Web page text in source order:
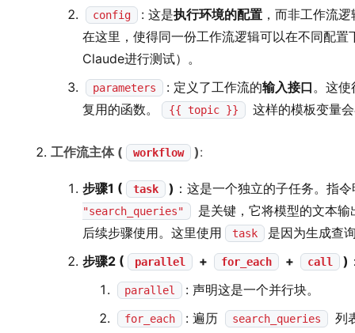
config : 这是执行环境的配置 ，而非工作流
在这里，使得同一份工作流逻辑可以在不同配
Claude进行测试）。
parameters : 定义了工作流的输入接口。这
复用的函数。
{{ topic }} 这样的模板变量
工作流主体 ( workflow ):
步骤1 ( task ) ：这是一个独立的子任务。指
"search_queries"
是关键，它将模型的文本
后续步骤使用。这里使用
task
是因为生成查
步骤2 (
parallel + for_each + call )
parallel : 声明这是一个并行块。
for_each : 遍历 search_queries 列